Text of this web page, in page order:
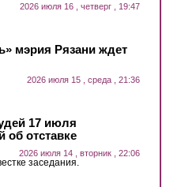
2026 июля 16 , четверг , 19:47
мэрия Рязани ждет
2026 июля 15 , среда , 21:36
17 июля
об отставке
2026 июля 14 , вторник , 22:06
заседания.